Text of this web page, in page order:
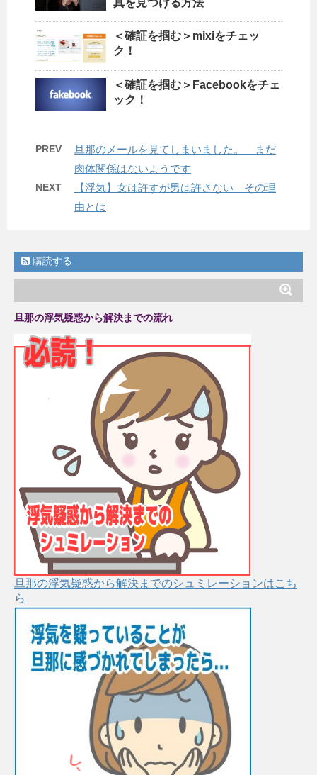
真を見つける方法
＜確証を掴む＞mixiをチェッ
ク！
＜確証を掴む＞Facebookをチェ
ック！
PREV
旦那のメールを見てしまいました。 まだ
肉体関係はないようです
NEXT
【浮気】女は許すが男は許さない その理
由とは
購読する
旦那の浮気疑惑から解決までの流れ
旦那の浮気疑惑から解決までのシュミレーションはこち
ら